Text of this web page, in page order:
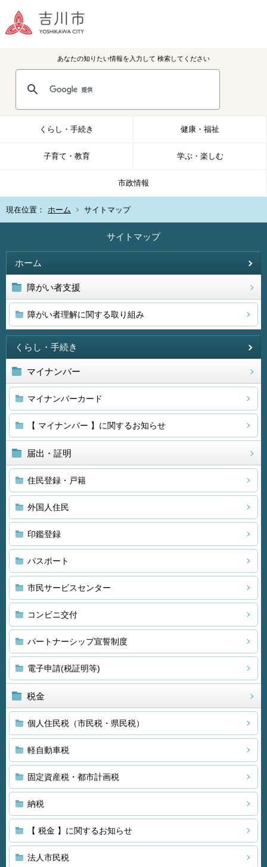
あなたの知りたい情報を入力して 検索してください
くらし・手続き 健康・福祉
子育て・教育 学ぶ・楽しむ
市政情報
現在位置： ホーム サイトマップ
サイトマップ
ホーム
障がい者支援
障がい者理解に関する取り組み
くらし・手続き
マイナンバー
マイナンバーカード
【 マイナンバー 】に関するお知らせ
届出・証明
住民登録・戸籍
外国人住民
印鑑登録
パスポート
市民サービスセンター
コンビニ交付
パートナーシップ宣誓制度
電子申請(税証明等)
税金
個人住民税（市民税・県民税）
軽自動車税
固定資産税・都市計画税
納税
【 税金 】に関するお知らせ
法人市民税